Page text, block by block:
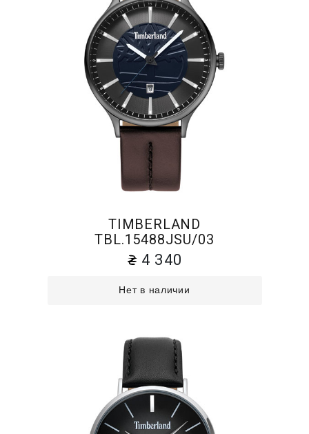
TIMBERLAND
TBL.15488JSU/03
4 340
Нет в наличии